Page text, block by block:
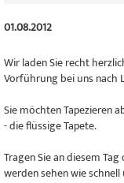
01.08.2012
Wir laden Sie recht
Vorführung bei uns nach
Sie möchten Tapezieren
- die flüssige Tapete.
Tragen Sie an diesem
werden sehen wie